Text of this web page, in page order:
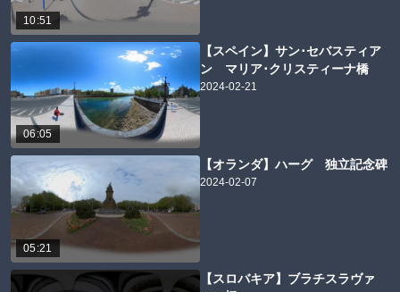
10:51
06:05
【スペイン】サン･セバスティア
ン マリア･クリスティーナ橋
2024-02-21
05:21
【オランダ】ハーグ 独立記念碑
2024-02-07
【スロバキア】ブラチスラヴァ